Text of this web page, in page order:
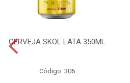
CERVEJA SKOL LATA 350ML
Código: 306